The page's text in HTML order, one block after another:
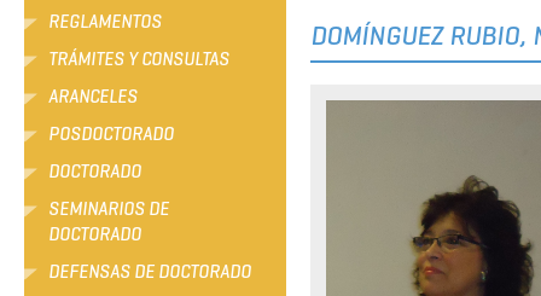
REGLAMENTOS
TRÁMITES Y CONSULTAS
ARANCELES
POSDOCTORADO
DOCTORADO
SEMINARIOS DE
DOCTORADO
DEFENSAS DE DOCTORADO
DOMÍNGUEZ RUBIO,